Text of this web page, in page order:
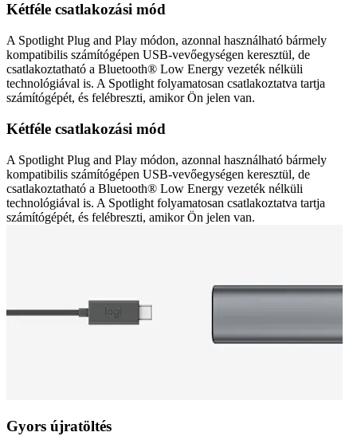
Kétféle csatlakozási mód
A Spotlight Plug and Play módon, azonnal használható bármely
kompatibilis számítógépen USB-vevőegységen keresztül, de
csatlakoztatható a Bluetooth® Low Energy vezeték nélküli
technológiával is. A Spotlight folyamatosan csatlakoztatva tartja
számítógépét, és felébreszti, amikor Ön jelen van.
Kétféle csatlakozási mód
A Spotlight Plug and Play módon, azonnal használható bármely
kompatibilis számítógépen USB-vevőegységen keresztül, de
csatlakoztatható a Bluetooth® Low Energy vezeték nélküli
technológiával is. A Spotlight folyamatosan csatlakoztatva tartja
számítógépét, és felébreszti, amikor Ön jelen van.
Gyors újratöltés